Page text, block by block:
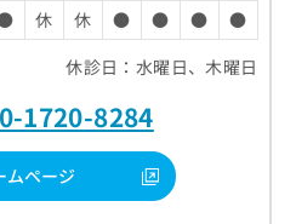
休 休 ● ● ●
●
休診日：水曜日、木曜日
1720-8284
ムページ